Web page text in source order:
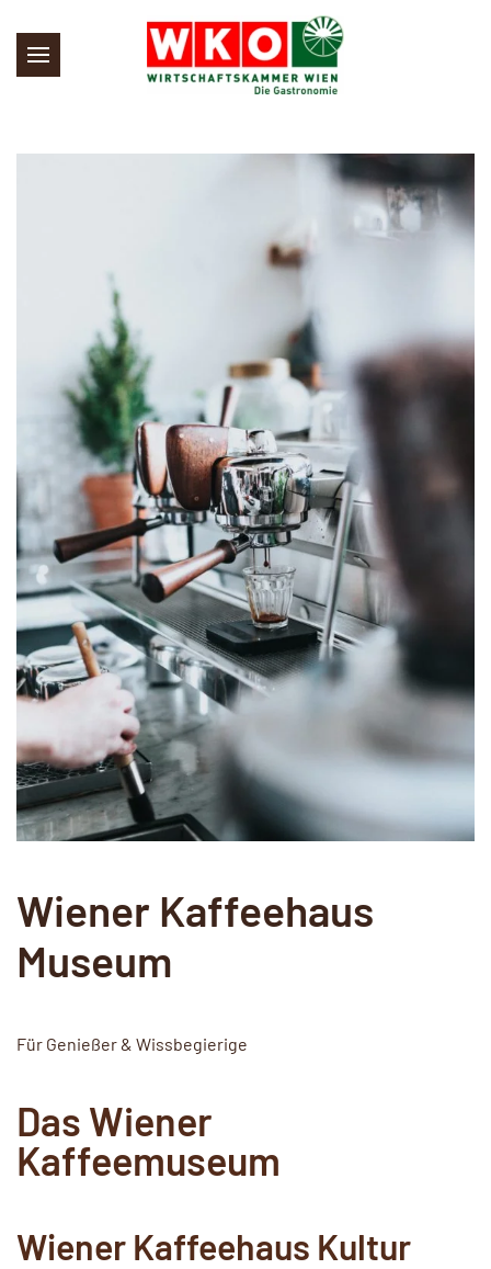
Skip to main content
Wiener Kaffeehaus
Museum
Für Genießer & Wissbegierige
Das Wiener
Kaffeemuseum
Wiener Kaffeehaus Kultur